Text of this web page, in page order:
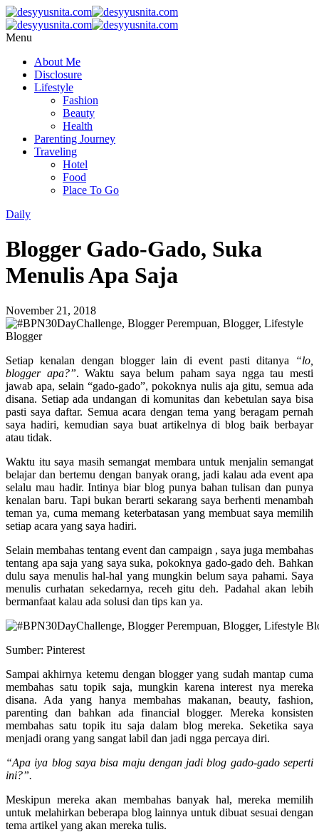
Menu
About Me
Disclosure
Lifestyle
Fashion
Beauty
Health
Parenting Journey
Traveling
Hotel
Food
Place To Go
Daily
Blogger Gado-Gado, Suka
Menulis Apa Saja
November 21, 2018
Setiap kenalan dengan blogger lain di event pasti ditanya
“lo,
blogger apa?”. Waktu saya belum paham saya ngga tau mesti
jawab apa, selain “gado-gado”, pokoknya nulis aja gitu, semua ada
disana. Setiap ada undangan di komunitas dan kebetulan saya bisa
pasti saya daftar. Semua acara dengan tema yang beragam pernah
saya hadiri, kemudian saya buat artikelnya di blog baik berbayar
atau tidak.
Waktu itu saya masih semangat membara untuk menjalin semangat
belajar dan bertemu dengan banyak orang, jadi kalau ada event apa
selalu mau hadir. Intinya biar blog punya bahan tulisan dan punya
kenalan baru. Tapi bukan berarti sekarang saya berhenti menambah
teman ya, cuma memang keterbatasan yang membuat saya memilih
setiap acara yang saya hadiri.
Selain membahas tentang event dan campaign , saya juga membahas
tentang apa saja yang saya suka, pokoknya gado-gado deh. Bahkan
dulu saya menulis hal-hal yang mungkin belum saya pahami. Saya
menulis curhatan sekedarnya, receh gitu deh. Padahal akan lebih
bermanfaat kalau ada solusi dan tips kan ya.
Sumber: Pinterest
Sampai akhirnya ketemu dengan blogger yang sudah mantap cuma
membahas satu topik saja, mungkin karena interest nya mereka
disana. Ada yang hanya membahas makanan, beauty, fashion,
parenting dan bahkan ada financial blogger. Mereka konsisten
membahas satu topik itu saja dalam blog mereka. Seketika saya
menjadi orang yang sangat labil dan jadi ngga percaya diri.
“Apa iya blog saya bisa maju dengan jadi blog gado-gado seperti
ini?”.
Meskipun mereka akan membahas banyak hal, mereka memilih
untuk melahirkan beberapa blog lainnya untuk dibuat sesuai dengan
tema artikel yang akan mereka tulis.